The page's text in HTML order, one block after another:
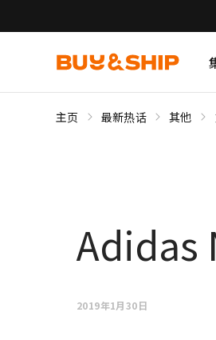
主页 最新热话 其他
Adidas
2019年1月30日